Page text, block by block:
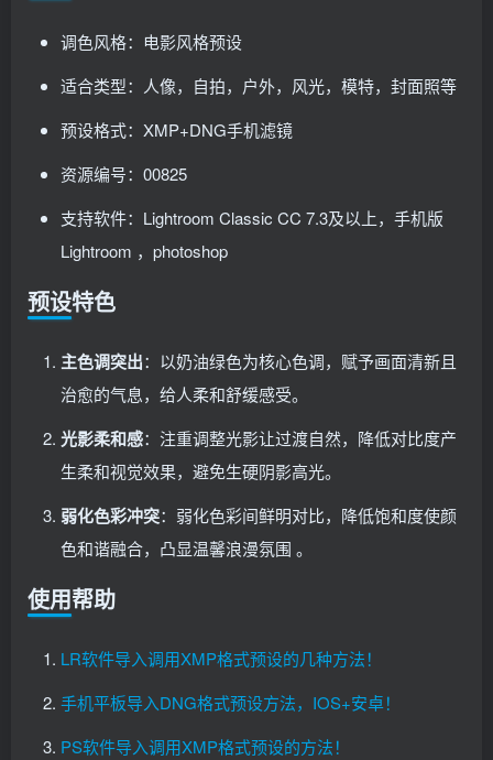
调色风格：电影风格预设
适合类型：人像，自拍，户外，风光，模特，封面照等
预设格式：XMP+DNG手机滤镜
资源编号：00825
支持软件：Lightroom Classic CC 7.3及以上，手机版
Lightroom ，photoshop
预设特色
主色调突出：以奶油绿色为核心色调，赋予画面清新且
治愈的气息，给人柔和舒缓感受。
光影柔和感：注重调整光影让过渡自然，降低对比度产
生柔和视觉效果，避免生硬阴影高光。
弱化色彩冲突：弱化色彩间鲜明对比，降低饱和度使颜
色和谐融合，凸显温馨浪漫氛围 。
使用帮助
LR软件导入调用XMP格式预设的几种方法！
手机平板导入DNG格式预设方法，IOS+安卓！
PS软件导入调用XMP格式预设的方法！